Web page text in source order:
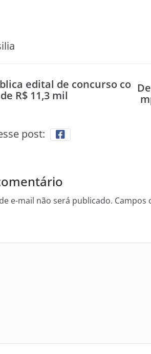
edital de concurso co
R$ 11,3 mil
post:
e-mail não será publicado. Campos